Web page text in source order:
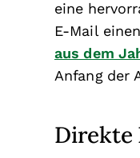
eine
E-Mail
aus dem
Anfang der
Direkte